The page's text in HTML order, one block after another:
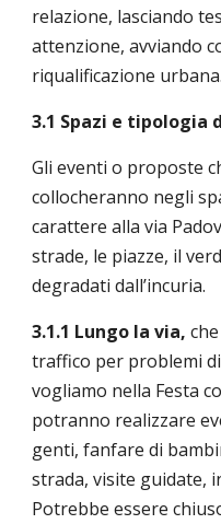
relazione, lasciando
attenzione, avviando
riqualificazione urbana.
3.1 Spazi e tipologia
Gli eventi o proposte
collocheranno negli
carattere alla via
strade, le piazze, il
degradati dall’incuria.
3.1.1 Lungo la via,
traffico per problemi
vogliamo nella Festa
potranno realizzare
genti, fanfare di
strada, visite guidate,
Potrebbe essere